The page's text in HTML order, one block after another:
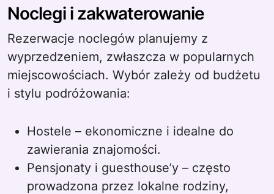
Noclegi i zakwaterowanie
Rezerwacje noclegów planujemy z
wyprzedzeniem, zwłaszcza w popularnych
miejscowościach. Wybór zależy od budżetu
i stylu podróżowania:
Hostele – ekonomiczne i idealne do
zawierania znajomości.
Pensjonaty i guesthouse’y – często
prowadzona przez lokalne rodziny,